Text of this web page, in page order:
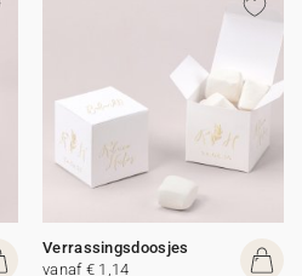
Verrassingsdoosjes
vanaf € 1,14